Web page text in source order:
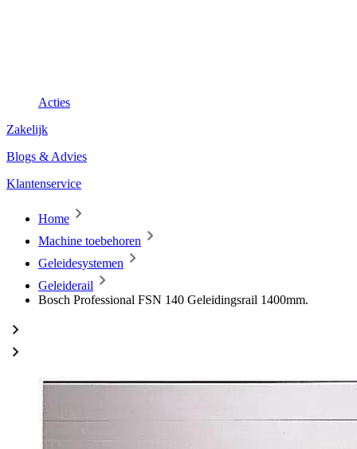
Acties
Zakelijk
Blogs & Advies
Klantenservice
Home
Machine toebehoren
Geleidesystemen
Geleiderail
Bosch Professional FSN 140 Geleidingsrail 1400mm.